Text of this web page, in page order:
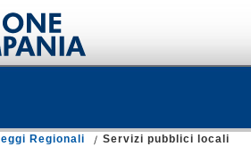
Regionali Servizi pubblici locali